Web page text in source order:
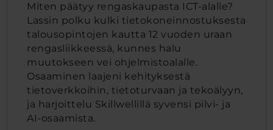
Miten päätyy rengaskaupasta ICT-alalle?
Lassin polku kulki tietokoneinnostuksesta
talousopintojen kautta 12 vuoden uraan
rengasliikkeessä, kunnes halu
muutokseen vei ohjelmistoalalle.
Osaaminen laajeni kehityksestä
tietoverkkoihin, tietoturvaan ja tekoälyyn,
ja harjoittelu Skillwellillä syvensi pilvi- ja
AI-osaamista.